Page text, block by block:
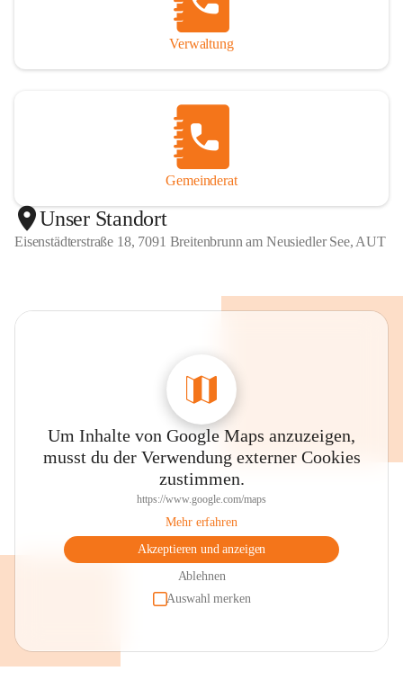
Verwaltung
Gemeinderat
Unser Standort
Eisenstädterstraße 18, 7091 Breitenbrunn am Neusiedler See, AUT
Um Inhalte von Google Maps anzuzeigen,
musst du der Verwendung externer Cookies
zustimmen.
https://www.google.com/maps
Mehr erfahren
Akzeptieren und anzeigen
Ablehnen
Auswahl merken